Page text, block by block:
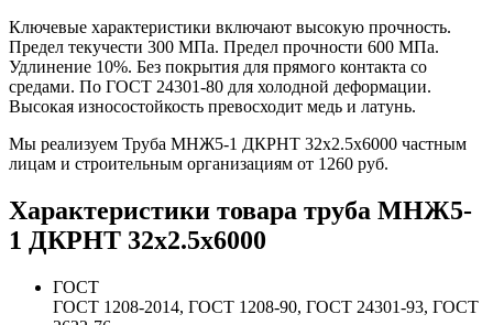
Ключевые характеристики включают высокую прочность.
Предел текучести 300 МПа. Предел прочности 600 МПа.
Удлинение 10%. Без покрытия для прямого контакта со
средами. По ГОСТ 24301-80 для холодной деформации.
Высокая износостойкость превосходит медь и латунь.
Мы реализуем Труба МНЖ5-1 ДКРНТ 32х2.5х6000 частным
лицам и строительным организациям от 1260 руб.
Характеристики товара труба МНЖ5-
1 ДКРНТ 32х2.5х6000
ГОСТ
ГОСТ 1208-2014, ГОСТ 1208-90, ГОСТ 24301-93, ГОСТ